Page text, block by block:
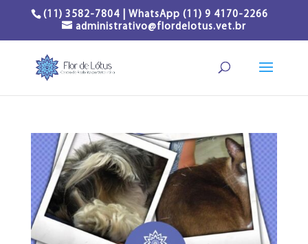
(11) 3582-7804 | WhatsApp (11) 9 4170-2266
administrativo@flordelotus.vet.br